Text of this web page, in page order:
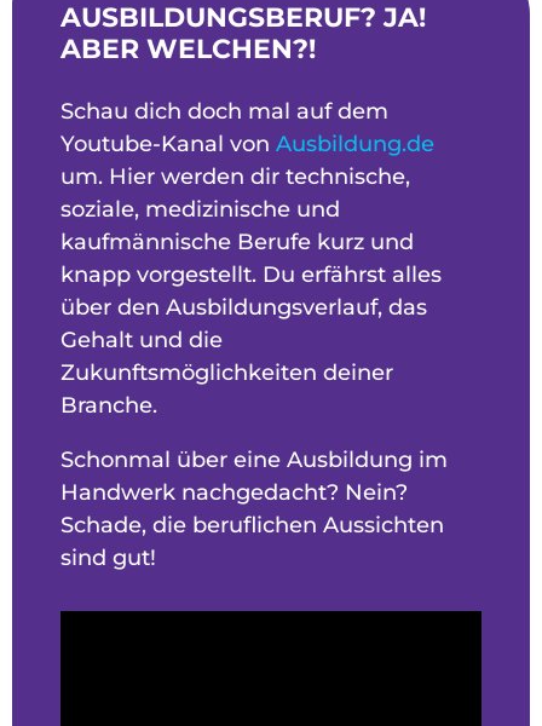
AUSBILDUNGSBERUF? JA!
ABER WELCHEN?!
Schau dich doch mal auf dem
Youtube-Kanal von Ausbildung.de
um. Hier werden dir technische,
soziale, medizinische und
kaufmännische Berufe kurz und
knapp vorgestellt. Du erfährst alles
über den Ausbildungsverlauf, das
Gehalt und die
Zukunftsmöglichkeiten deiner
Branche.
Schonmal über eine Ausbildung im
Handwerk nachgedacht? Nein?
Schade, die beruflichen Aussichten
sind gut!